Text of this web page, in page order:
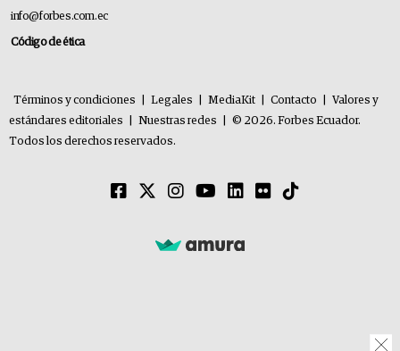
info@forbes.com.ec
Código de ética
Términos y condiciones Legales MediaKit Contacto
Valores y
estándares editoriales
Nuestras redes
© 2026. Forbes Ecuador.
Todos los derechos reservados.